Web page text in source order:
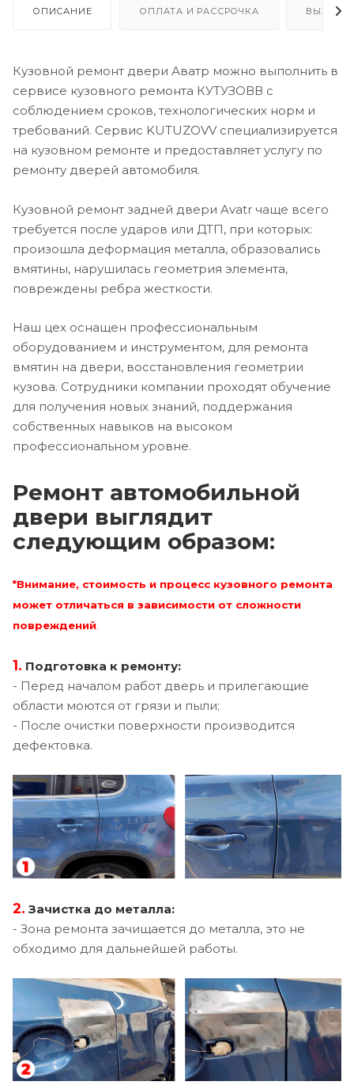
ОПИСАНИЕ ОПЛАТА И РАССРОЧКА ВЫЗОВ
Кузовной ремонт двери Аватр можно выполнить в
сервисе кузовного ремонта КУТУЗОВВ с
соблюдением сроков, технологических норм и
требований. Сервис KUTUZOVV специализируется
на кузовном ремонте и предоставляет услугу по
ремонту дверей автомобиля.
Кузовной ремонт задней двери Avatr чаще всего
требуется после ударов или ДТП, при которых:
произошла деформация металла, образовались
вмятины, нарушилась геометрия элемента,
повреждены ребра жесткости.
Наш цех оснащен профессиональным
оборудованием и инструментом, для ремонта
вмятин на двери, восстановления геометрии
кузова. Сотрудники компании проходят обучение
для получения новых знаний, поддержания
собственных навыков на высоком
профессиональном уровне.
Ремонт автомобильной
двери выглядит
следующим образом:
*Внимание, стоимость и процесс кузовного ремонта
может отличаться в зависимости от сложности
повреждений.
1. Подготовка к ремонту:
- Перед началом работ дверь и прилегающие
области моются от грязи и пыли;
- После очистки поверхности производится
дефектовка.
2. Зачистка до металла:
- Зона ремонта зачищается до металла, это не
обходимо для дальнейшей работы.